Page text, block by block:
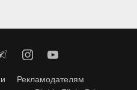
Рекламодателям